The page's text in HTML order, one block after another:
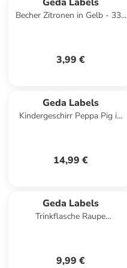
Becher Zitronen in Gelb - 330
3,99 €
Geda Labels
Kindergeschirr Peppa Pig in
14,99 €
Geda Labels
Trinkflasche Raupe
9,99 €